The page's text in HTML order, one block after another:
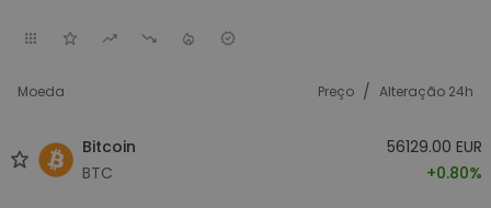
Moeda Preço / Alteração 24h
Bitcoin
BTC
56129.00 EUR
+0.80%